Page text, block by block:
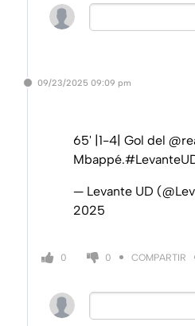
09/23/2025 09:09 pm
65' |1-4| Gol del
Mbappé.
— Levante UD
2025
0 0 COMPARTIR